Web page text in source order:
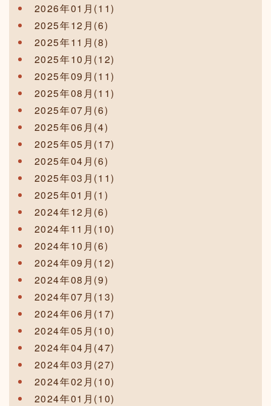
2026年01月(11)
2025年12月(6)
2025年11月(8)
2025年10月(12)
2025年09月(11)
2025年08月(11)
2025年07月(6)
2025年06月(4)
2025年05月(17)
2025年04月(6)
2025年03月(11)
2025年01月(1)
2024年12月(6)
2024年11月(10)
2024年10月(6)
2024年09月(12)
2024年08月(9)
2024年07月(13)
2024年06月(17)
2024年05月(10)
2024年04月(47)
2024年03月(27)
2024年02月(10)
2024年01月(10)